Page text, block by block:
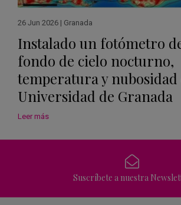
26 Jun 2026 | Granada
Instalado un fotómetro
fondo de cielo nocturno,
temperatura y nubosidad
Universidad de Granada
Leer más
Suscríbete a nuestra